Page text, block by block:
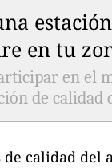
en tu
en el
de calidad
calidad del